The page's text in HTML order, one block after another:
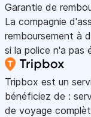
Garantie de
La compagnie
remboursement à
si la police n'a pas
Tripbox est un
bénéficiez de :
de voyage